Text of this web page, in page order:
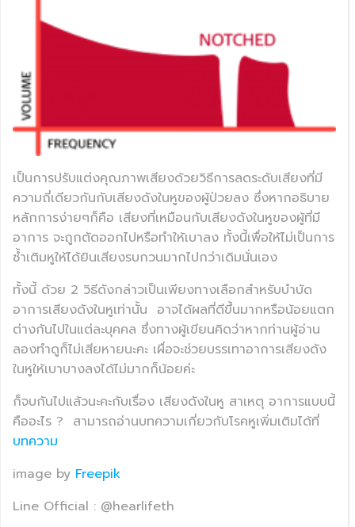
เป็นการปรับแต่งคุณภาพเสียงด้วยวิธีการลดระดับเสียงที่มี
ความถี่เดียวกันกับเสียงดังในหูของผู้ป่วยลง ซึ่งหากอธิบาย
หลักการง่ายๆก็คือ เสียงที่เหมือนกับเสียงดังในหูของผู้ที่มี
อาการ จะถูกตัดออกไปหรือทำให้เบาลง ทั้งนี้เพื่อให้ไม่เป็นการ
ซ้ำเติมหูให้ได้ยินเสียงรบกวนมากไปกว่าเดิมนั่นเอง
ทั้งนี้ ด้วย 2 วิธีดังกล่าวเป็นเพียงทางเลือกสำหรับบำบัด
อาการเสียงดังในหูเท่านั้น อาจได้ผลที่ดีขึ้นมากหรือน้อยแตก
ต่างกันไปในแต่ละบุคคล ซึ่งทางผู้เขียนคิดว่าหากท่านผู้อ่าน
ลองทำดูก็ไม่เสียหายนะคะ เผื่อจะช่วยบรรเทาอาการเสียงดัง
ในหูให้เบาบางลงได้ไม่มากก็น้อยค่ะ
ก็จบกันไปแล้วนะคะกับเรื่อง เสียงดังในหู สาเหตุ อาการแบบนี้
คืออะไร ? สามารถอ่านบทความเกี่ยวกับโรคหูเพิ่มเติมได้ที่
บทความ
image by Freepik
Line Official : @hearlifeth